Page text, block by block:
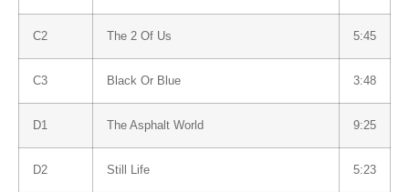
C2 The 2 Of Us 5:45
C3 Black Or Blue 3:48
D1 The Asphalt World 9:25
D2 Still Life 5:23